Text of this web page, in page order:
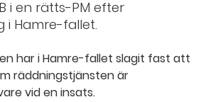
i en rätts-PM efter
i Hamre-fallet.
har i Hamre-fallet slagit fast att
räddningstjänsten är
vid en insats.